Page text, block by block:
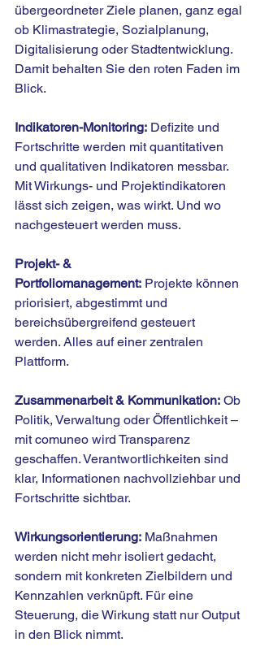
übergeordneter Ziele planen, ganz egal
ob Klimastrategie, Sozialplanung,
Digitalisierung oder Stadtentwicklung.
Damit behalten Sie den roten Faden im
Blick.
Indikatoren-Monitoring: Defizite und
Fortschritte werden mit quantitativen
und qualitativen Indikatoren messbar.
Mit Wirkungs- und Projektindikatoren
lässt sich zeigen, was wirkt. Und wo
nachgesteuert werden muss.
Projekt- &
Portfoliomanagement: Projekte können
priorisiert, abgestimmt und
bereichsübergreifend gesteuert
werden. Alles auf einer zentralen
Plattform.
Zusammenarbeit & Kommunikation: Ob
Politik, Verwaltung oder Öffentlichkeit –
mit comuneo wird Transparenz
geschaffen. Verantwortlichkeiten sind
klar, Informationen nachvollziehbar und
Fortschritte sichtbar.
Wirkungsorientierung: Maßnahmen
werden nicht mehr isoliert gedacht,
sondern mit konkreten Zielbildern und
Kennzahlen verknüpft. Für eine
Steuerung, die Wirkung statt nur Output
in den Blick nimmt.